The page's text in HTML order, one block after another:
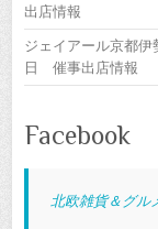
出店情報
ジェイアール京都
日 催事出店情報
Facebook
北欧雑貨＆グル